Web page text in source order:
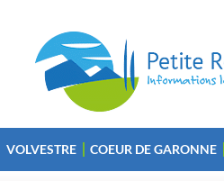
VOLVESTRE COEUR DE GARONNE